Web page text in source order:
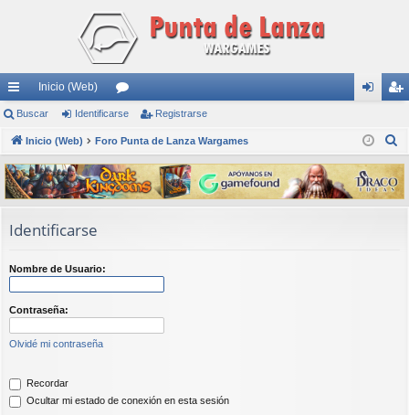
nl
ac
es
rá
pi
s
Inicio (Web)
or
os nti
fic
ar
ist
ra
rs
Buscar Identificarse Registrarse
Inicio (Web) Foro Punta de Lanza Wargames
s
c
Identificarse
Nombre de Usuario:
Contraseña:
Olvidé mi contraseña
Recordar
Ocultar mi estado de conexión en esta sesión